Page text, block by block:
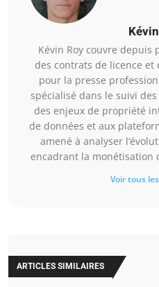
Kévin Roy couvre depuis
des contrats de licence
pour la presse
spécialisé dans le suivi
des enjeux de propriété
de données et aux
amené à analyser
encadrant la monétisation
Voir tous
ARTICLES SIMILAIRES